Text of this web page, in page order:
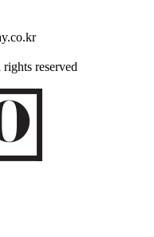
reserved